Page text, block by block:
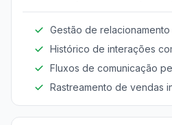
Gestão de
Histórico de interações
Fluxos de comunicação
Rastreamento de vendas